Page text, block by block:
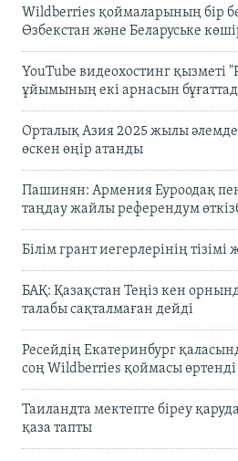
Wildberries қоймаларының бір
Өзбекстан және Беларуське
YouTube видеохостинг қызметі
ұйымының екі арнасын
Орталық Азия 2025 жылы
өскен өңір атанды
Пашинян: Армения Еуроодақ
таңдау жайлы референдум
Білім грант иегерлерінің
БАҚ: Қазақстан Теңіз кен
талабы сақталмаған дейді
Ресейдің Екатеринбург
соң Wildberries қоймасы өртенді
Таиландта мектепте біреу
қаза тапты